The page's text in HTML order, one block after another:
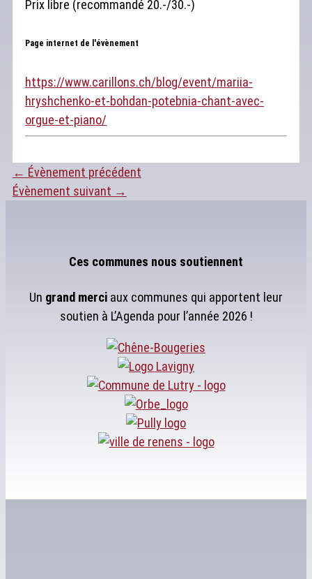
Prix libre (recommandé 20.-/30.-)
Page internet de l'évènement
https://www.carillons.ch/blog/event/mariia-
hryshchenko-et-bohdan-potebnia-chant-avec-
orgue-et-piano/
← Évènement précédent
Évènement suivant →
Ces communes nous soutiennent
Un grand merci aux communes qui apportent leur
soutien à L’Agenda pour l’année 2026 !